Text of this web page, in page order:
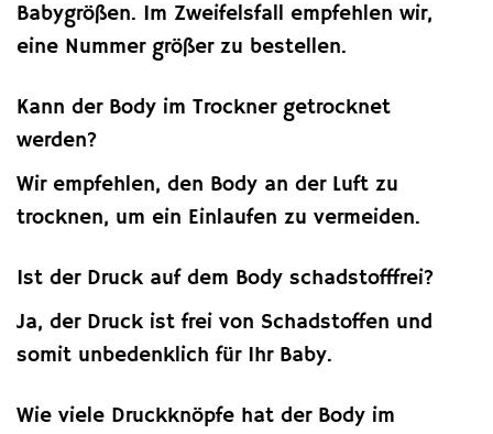
Babygrößen. Im Zweifelsfall empfehlen wir,
eine Nummer größer zu bestellen.
Kann der Body im Trockner getrocknet
werden?
Wir empfehlen, den Body an der Luft zu
trocknen, um ein Einlaufen zu vermeiden.
Ist der Druck auf dem Body schadstofffrei?
Ja, der Druck ist frei von Schadstoffen und
somit unbedenklich für Ihr Baby.
Wie viele Druckknöpfe hat der Body im